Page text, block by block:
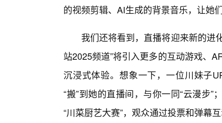
的视频剪辑、AI生成的背景音乐，让她
我们还将看到，直播将迎来新的进
站2025频道”将引入更多的互动游戏、
沉浸式体验。想象一下，一位川妹子
“搬”到她的直播间，与你一同“云漫步
“川菜厨艺大赛”，观众通过投票和弹幕